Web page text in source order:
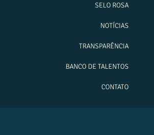
SELO ROSA
NOTÍCIAS
TRANSPARÊNCIA
BANCO DE TALENTOS
CONTATO